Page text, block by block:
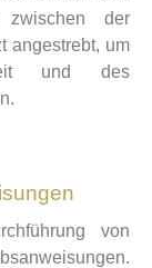
zwischen der
angestrebt, um
und des
von